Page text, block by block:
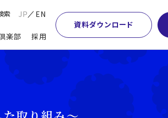
索 JP EN
楽部 採用
資料ダウンロード
本社・間接業務改革
サプライチェーンマネジメント
物流改革
営業・マーケティング
設計・開発・生産・調達
【特集】会計システム刷新
学術顧問紹介
DE&I推進の取り組み
グループ会社